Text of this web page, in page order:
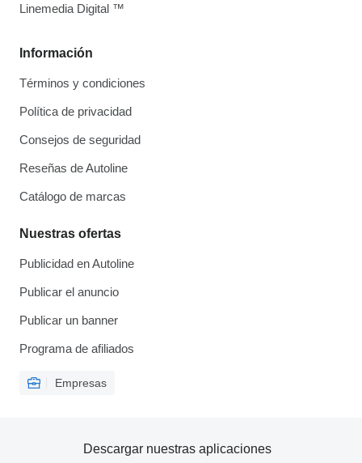
Información
Términos y condiciones
Política de privacidad
Consejos de seguridad
Reseñas de Autoline
Catálogo de marcas
Nuestras ofertas
Publicidad en Autoline
Publicar el anuncio
Publicar un banner
Programa de afiliados
Empresas
Linemedia Digital ™
Descargar nuestras aplicaciones